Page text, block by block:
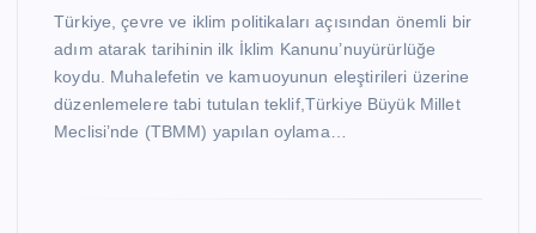
Türkiye, çevre ve iklim politikaları açısından önemli bir
adım atarak tarihinin ilk İklim Kanunu’nuyürürlüğe
koydu. Muhalefetin ve kamuoyunun eleştirileri üzerine
düzenlemelere tabi tutulan teklif,Türkiye Büyük Millet
Meclisi’nde (TBMM) yapılan oylama…